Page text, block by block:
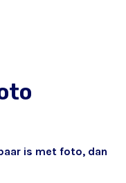
is met foto, dan